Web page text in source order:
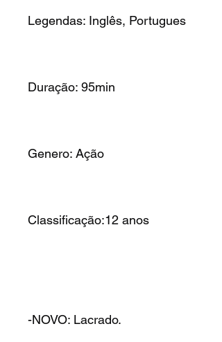
Legendas: Inglês, Portugues
Duração: 95min
Genero: Ação
Classificação:12 anos
-NOVO: Lacrado.